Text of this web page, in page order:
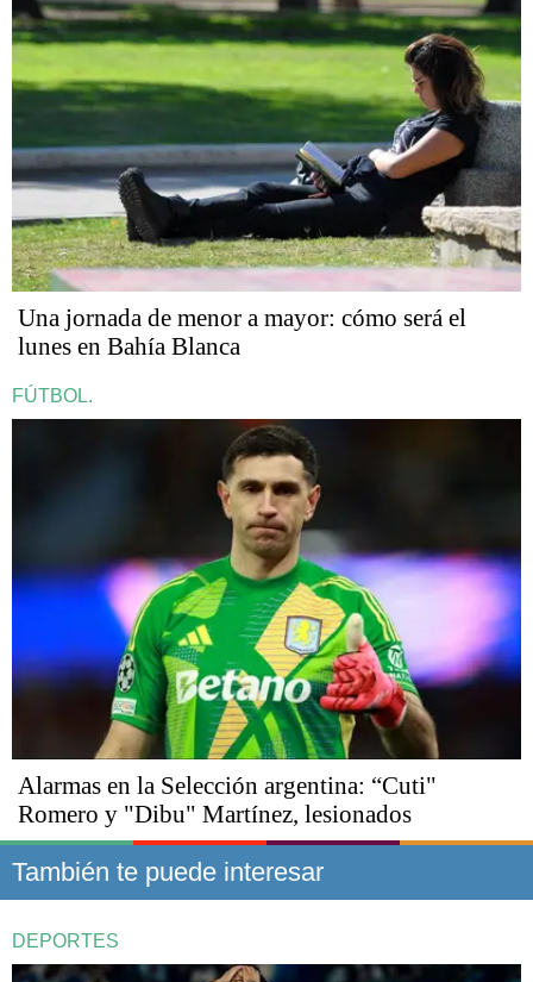
Una jornada de menor a mayor: cómo será el
lunes en Bahía Blanca
FÚTBOL.
Alarmas en la Selección argentina: “Cuti"
Romero y "Dibu" Martínez, lesionados
También te puede interesar
DEPORTES